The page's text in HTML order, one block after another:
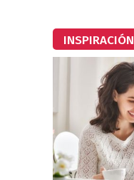
INSPIRACIÓN